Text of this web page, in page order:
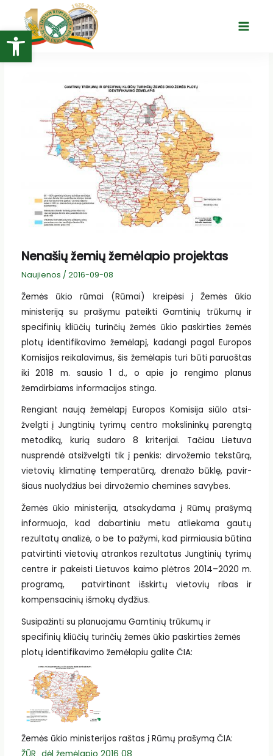
Open toolbar
turinio
Main
Nenašių žemių žemėlapio projektas
Naujienos / 2016-09-08
Žemės ūkio rūmai (Rūmai) kreipėsi į Žemės ūkio
ministeriją su prašymu pateikti Gamtinių trūkumų ir
specifinių kliūčių turinčių žemės ūkio paskirties žemės
plotų identifikavimo žemėlapį, kadangi pa­­gal Europos
Komisijos reikalavimus, šis žemėlapis turi būti paruoštas
iki 2018 m. sausio 1 d., o apie jo rengimo planus
žemdirbiams informacijos stinga.
Rengiant naują žemėlapį Eu­ropos Komisija siūlo atsi­
žvelgti į Jungtinių tyrimų cent­­ro mokslininkų parengtą
metodiką, kurią sudaro 8 kriterijai. Tačiau Lietuva
nusprendė atsižvelgti tik į penkis: dirvožemio teks­tūrą,
vietovių klimatinę temperatūrą, drenažo būklę, pavir­
šiaus nuo­lydžius bei dirvožemio che­mines savybes.
Žemės ūkio ministerija, atsakydama į Rūmų prašymą
informuoja, kad dabartiniu metu atliekama gautų
rezultatų analizė, o be to pažymi, kad pirmiausia būtina
patvirtinti vietovių atrankos rezultatus Jungtinių tyrimų
centre ir pakeisti Lietuvos kaimo plėtros 2014–2020 m.
programą, patvirtinant išskirtų vietovių ribas ir
kompensacinių išmokų dydžius.
Susipažinti su planuojamu Gamtinių trūkumų ir
specifinių kliūčių turinčių žemės ūkio paskirties žemės
plotų identifikavimo žemėlapiu galite ČIA:
Žemės ūkio ministerijos raštas į Rūmų prašymą ČIA: